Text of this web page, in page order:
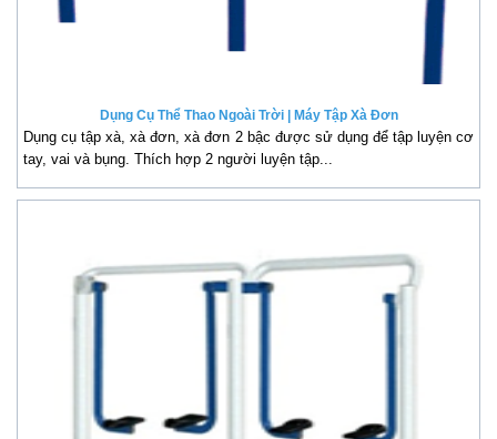
Dụng Cụ Thể Thao Ngoài Trời | Máy Tập Xà Đơn
Dụng cụ tập xà, xà đơn, xà đơn 2 bậc được sử dụng để tập luyện cơ
tay, vai và bụng. Thích hợp 2 người luyện tập...